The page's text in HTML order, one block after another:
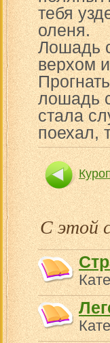
тебя
оленя.
Лошадь
верхом
лошадь
стала
поехал,
С этой